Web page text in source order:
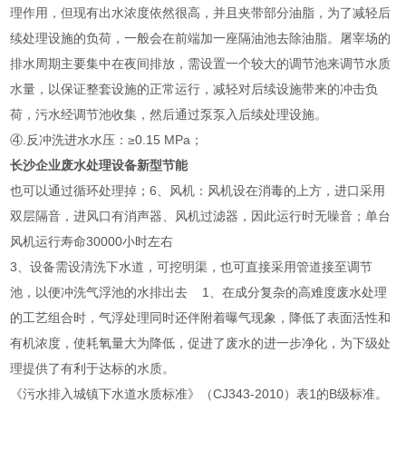
理作用，但现有出水浓度依然很高，并且夹带部分油脂，为了减轻后
续处理设施的负荷，一般会在前端加一座隔油池去除油脂。屠宰场的
排水周期主要集中在夜间排放，需设置一个较大的调节池来调节水质
水量，以保证整套设施的正常运行，减轻对后续设施带来的冲击负
荷，污水经调节池收集，然后通过泵泵入后续处理设施。
④.反冲洗进水水压：≥0.15 MPa；
长沙企业废水处理设备新型节能
也可以通过循环处理掉；6、风机：风机设在消毒的上方，进口采用
双层隔音，进风口有消声器、风机过滤器，因此运行时无噪音；单台
风机运行寿命30000小时左右
3、设备需设清洗下水道，可挖明渠，也可直接采用管道接至调节
池，以便冲洗气浮池的水排出去 1、在成分复杂的高难度废水处理
的工艺组合时，气浮处理同时还伴附着曝气现象，降低了表面活性和
有机浓度，使耗氧量大为降低，促进了废水的进一步净化，为下级处
理提供了有利于达标的水质。
《污水排入城镇下水道水质标准》（CJ343-2010）表1的B级标准。